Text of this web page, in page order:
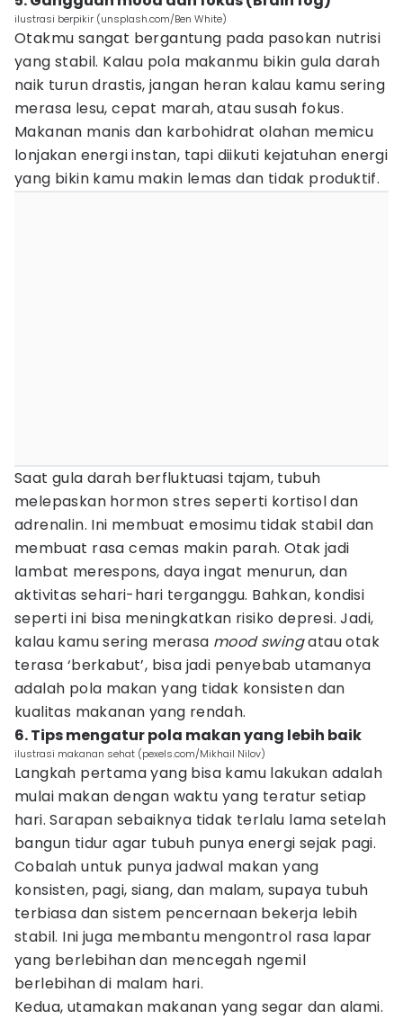
ilustrasi berpikir (unsplash.com/Ben White)
Otakmu sangat bergantung pada pasokan nutrisi
yang stabil. Kalau pola makanmu bikin gula darah
naik turun drastis, jangan heran kalau kamu sering
merasa lesu, cepat marah, atau susah fokus.
Makanan manis dan karbohidrat olahan memicu
lonjakan energi instan, tapi diikuti kejatuhan energi
yang bikin kamu makin lemas dan tidak produktif.
Saat gula darah berfluktuasi tajam, tubuh
melepaskan hormon stres seperti kortisol dan
adrenalin. Ini membuat emosimu tidak stabil dan
membuat rasa cemas makin parah. Otak jadi
lambat merespons, daya ingat menurun, dan
aktivitas sehari-hari terganggu. Bahkan, kondisi
seperti ini bisa meningkatkan risiko depresi. Jadi,
kalau kamu sering merasa mood swingatau otak
terasa ‘berkabut’, bisa jadi penyebab utamanya
adalah pola makan yang tidak konsisten dan
kualitas makanan yang rendah.
6. Tips mengatur pola makan yang lebih baik
ilustrasi makanan sehat (pexels.com/Mikhail Nilov)
Langkah pertama yang bisa kamu lakukan adalah
mulai makan dengan waktu yang teratur setiap
hari. Sarapan sebaiknya tidak terlalu lama setelah
bangun tidur agar tubuh punya energi sejak pagi.
Cobalah untuk punya jadwal makan yang
konsisten, pagi, siang, dan malam, supaya tubuh
terbiasa dan sistem pencernaan bekerja lebih
stabil. Ini juga membantu mengontrol rasa lapar
yang berlebihan dan mencegah ngemil
berlebihan di malam hari.
Kedua, utamakan makanan yang segar dan alami.